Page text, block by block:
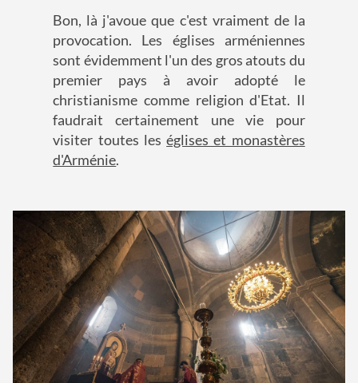
Bon, là j'avoue que c'est vraiment de la
provocation. Les églises arméniennes
sont évidemment l'un des gros atouts du
premier pays à avoir adopté le
christianisme comme religion d'Etat. Il
faudrait certainement une vie pour
visiter toutes leséglises et monastères
d'Arménie.